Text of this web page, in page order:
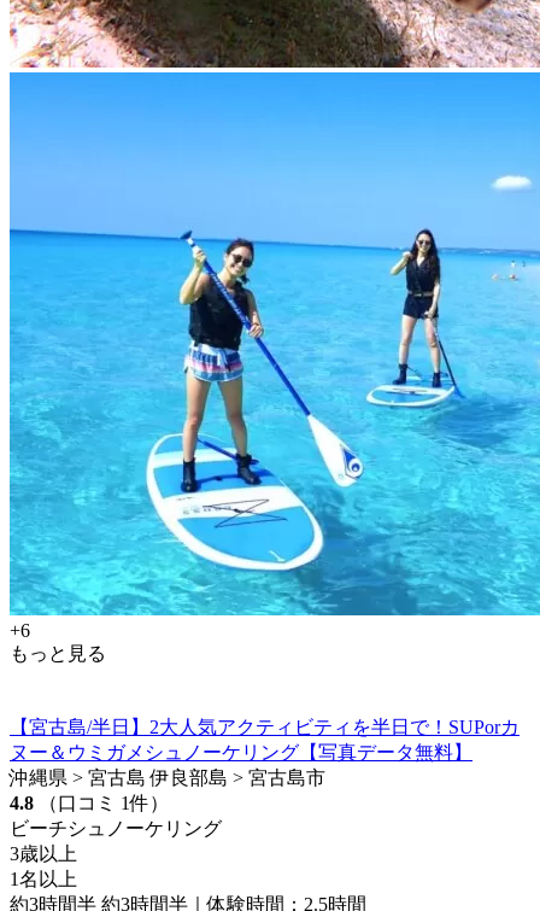
+6
もっと見る
【宮古島/半日】2大人気アクティビティを半日で！SUPorカ
ヌー＆ウミガメシュノーケリング【写真データ無料】
沖縄県 > 宮古島 伊良部島 > 宮古島市
4.8
（口コミ 1件）
ビーチシュノーケリング
3歳以上
1名以上
約3時間半 約3時間半｜体験時間：2.5時間